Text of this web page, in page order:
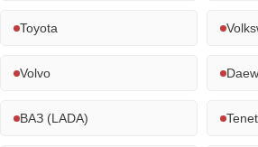
Toyota
Volvo
ВАЗ (LADA) Tenet